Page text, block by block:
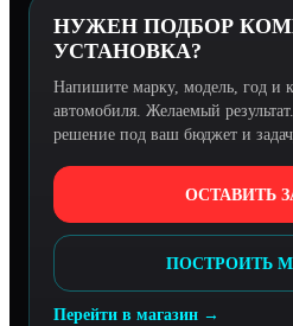
НУЖЕН ПОДБОР
УСТАНОВКА?
Напишите марку, модель, год и
автомобиля. Желаемый
решение под ваш бюджет и
ОСТАВИТЬ
ПОСТРОИТЬ
Перейти в магазин →